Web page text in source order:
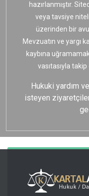
hazırlanmıştır.
veya tavsiye
üzerinden bir
Mevzuatın ve yargı
kaybına
vasıtasıyla
Hukuki yardım
isteyen